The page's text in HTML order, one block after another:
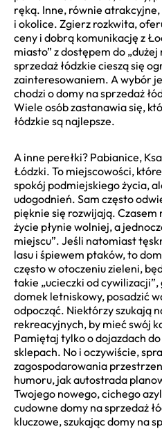
ręką. Inne, równie
i okolice. Zgierz rozkwita,
ceny i dobrą komunikację z
miasto” z dostępem do
sprzedaż łódzkie cieszą się
zainteresowaniem. A wybór
chodzi o domy na sprzedaż
Wiele osób zastanawia się,
łódzkie są najlepsze.
A inne perełki? Pabianice,
Łódzki. To miejscowości,
spokój podmiejskiego życia,
udogodnień. Sam często
pięknie się rozwijają. Czasem
życie płynie wolniej, a
miejscu”. Jeśli natomiast
lasu i śpiewem ptaków, to
często w otoczeniu zieleni,
takie „ucieczki od
domek letniskowy, posadzić
odpocząć. Niektórzy szukają
rekreacyjnych, by mieć swój
Pamiętaj tylko o dojazdach
sklepach. No i oczywiście,
zagospodarowania
humoru, jak autostrada
Twojego nowego, cichego
cudowne domy na sprzedaż
kluczowe, szukając domy na